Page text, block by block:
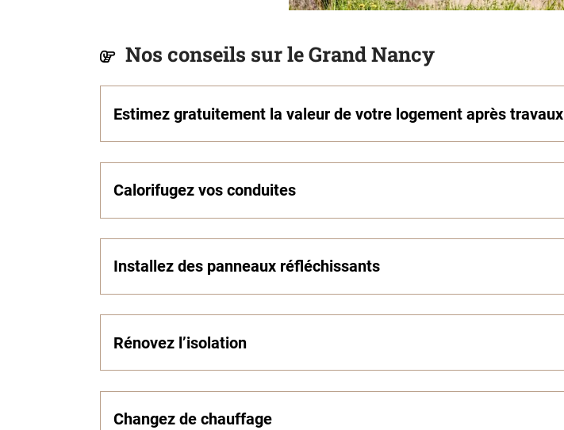
Nos conseils sur le Grand Nancy
Estimez gratuitement la valeur de votre logement après travaux
Calorifugez vos conduites
Installez des panneaux réfléchissants
Rénovez l’isolation
Changez de chauffage